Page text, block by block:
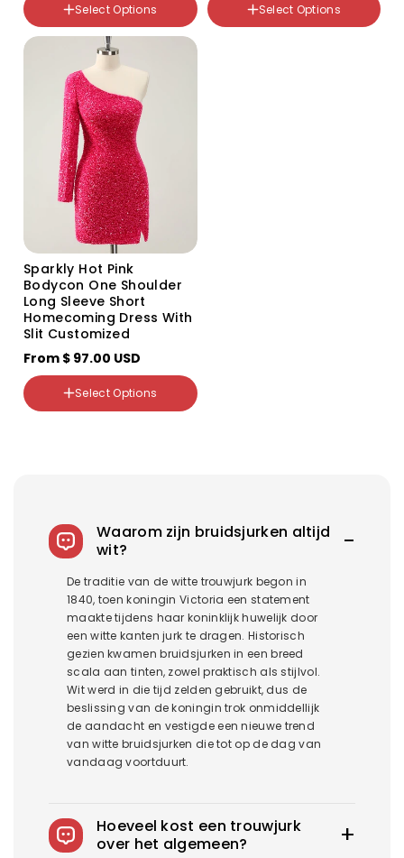
US22W
US24W
Select Options
US8
Select Options
Sparkly Hot Pink
Bodycon One Shoulder
Long Sleeve Short
Homecoming Dress With
Slit Customized
From $ 97.00 USD
Variant
unavailable
US8
US10
US12
US14
US16
US16W
US18W
US20W
US22W
US24W
Select Options
Waarom zijn bruidsjurken altijd
wit?
De traditie van de witte trouwjurk begon in
1840, toen koningin Victoria een statement
maakte tijdens haar koninklijk huwelijk door
een witte kanten jurk te dragen. Historisch
gezien kwamen bruidsjurken in een breed
scala aan tinten, zowel praktisch als stijlvol.
Wit werd in die tijd zelden gebruikt, dus de
beslissing van de koningin trok onmiddellijk
de aandacht en vestigde een nieuwe trend
van witte bruidsjurken die tot op de dag van
vandaag voortduurt.
Hoeveel kost een trouwjurk
over het algemeen?